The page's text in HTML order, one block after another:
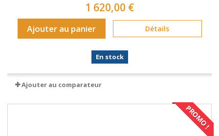
1 620,00 €
Ajouter au panier Détails
En stock
Ajouter au comparateur
PROMO !